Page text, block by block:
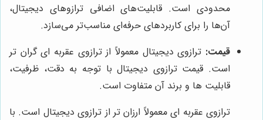
محدودی است. قابلیت‌های اضافی ترازوهای دیجیتال،
آن‌ها را برای کاربردهای حرفه‌ای مناسب‌تر می‌سازد.
قیمت: ترازوی دیجیتال معمولاً از ترازوی عقربه ای گران تر
است. قیمت ترازوی دیجیتال با توجه به دقت، ظرفیت،
قابلیت ها و برند آن متفاوت است.
ترازوی عقربه ای معمولاً ارزان تر از ترازوی دیجیتال است. با